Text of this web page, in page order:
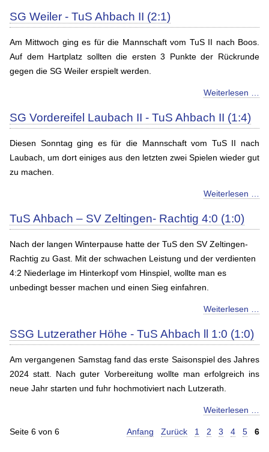
SG Weiler - TuS Ahbach II (2:1)
Am Mittwoch ging es für die Mannschaft vom TuS II nach Boos.
Auf dem Hartplatz sollten die ersten 3 Punkte der Rückrunde
gegen die SG Weiler erspielt werden.
Weiterlesen …
SG Vordereifel Laubach II - TuS Ahbach II (1:4)
Diesen Sonntag ging es für die Mannschaft vom TuS II nach
Laubach, um dort einiges aus den letzten zwei Spielen wieder gut
zu machen.
Weiterlesen …
TuS Ahbach – SV Zeltingen- Rachtig 4:0 (1:0)
Nach der langen Winterpause hatte der TuS den SV Zeltingen-
Rachtig zu Gast. Mit der schwachen Leistung und der verdienten
4:2 Niederlage im Hinterkopf vom Hinspiel, wollte man es
unbedingt besser machen und einen Sieg einfahren.
Weiterlesen …
SSG Lutzerather Höhe - TuS Ahbach ll 1:0 (1:0)
Am vergangenen Samstag fand das erste Saisonspiel des Jahres
2024 statt. Nach guter Vorbereitung wollte man erfolgreich ins
neue Jahr starten und fuhr hochmotiviert nach Lutzerath.
Weiterlesen …
Seite 6 von 6 Anfang Zurück 1 2 3 4 5 6